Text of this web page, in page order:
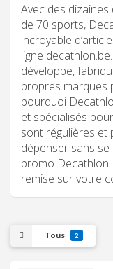
Avec des
de 70 sports,
incroyable
ligne
développe,
propres marques
pourquoi
et spécialisés
sont régulières et
dépenser sans se
promo Decathlon
remise sur votre
Tous 2